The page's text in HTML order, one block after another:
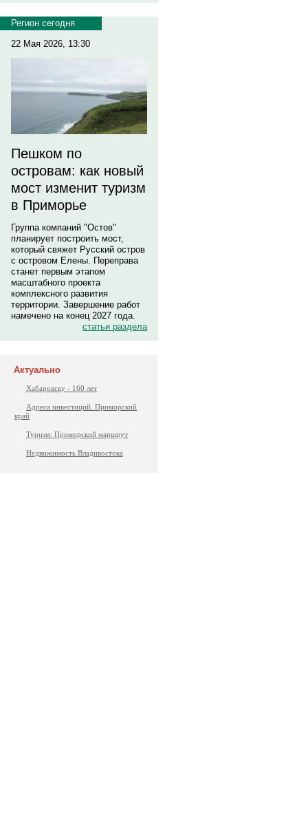
Регион сегодня
22 Мая 2026, 13:30
Пешком по
островам: как новый
мост изменит туризм
в Приморье
Группа компаний "Остов"
планирует построить мост,
который свяжет Русский остров
с островом Елены. Переправа
станет первым этапом
масштабного проекта
комплексного развития
территории. Завершение работ
намечено на конец 2027 года.
статьи раздела
Актуально
Хабаровску - 160 лет
Адреса инвестиций. Приморский
край
Туризм: Приморский маршрут
Недвижимость Владивостока